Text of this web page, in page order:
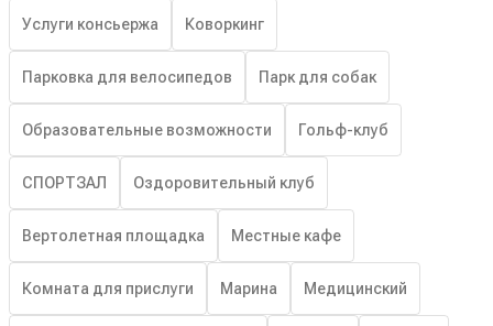
Услуги консьержа Коворкинг
Парковка для велосипедов Парк для собак
Образовательные возможности Гольф-клуб
СПОРТЗАЛ Оздоровительный клуб
Вертолетная площадка Местные кафе
Комната для прислуги Марина Медицинский